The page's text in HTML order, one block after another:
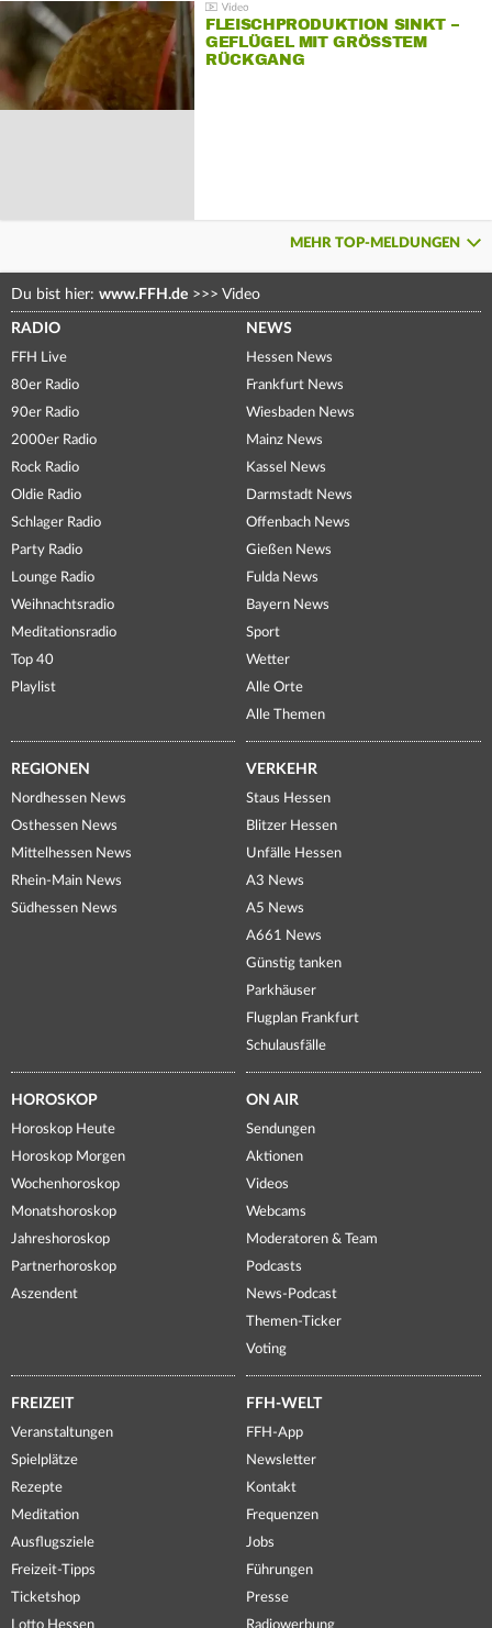
FLEISCHPRODUKTION SINKT –
GEFLÜGEL MIT GRÖSSTEM R
ÜCKGANG
MEHR TOP-MELDUNGEN
Du bist hier: www.FFH.de >>> Video
RADIO
FFH Live
80er Radio
90er Radio
2000er Radio
Rock Radio
Oldie Radio
Schlager Radio
Party Radio
Lounge Radio
Weihnachtsradio
Meditationsradio
Top 40
Playlist
NEWS
Hessen News
Frankfurt News
Wiesbaden News
Mainz News
Kassel News
Darmstadt News
Offenbach News
Gießen News
Fulda News
Bayern News
Sport
Wetter
Alle Orte
Alle Themen
REGIONEN
Nordhessen News
Osthessen News
Mittelhessen News
Rhein-Main News
Südhessen News
VERKEHR
Staus Hessen
Blitzer Hessen
Unfälle Hessen
A3 News
A5 News
A661 News
Günstig tanken
Parkhäuser
Flugplan Frankfurt
Schulausfälle
HOROSKOP
Horoskop Heute
Horoskop Morgen
Wochenhoroskop
Monatshoroskop
Jahreshoroskop
Partnerhoroskop
Aszendent
ON AIR
Sendungen
Aktionen
Videos
Webcams
Moderatoren & Team
Podcasts
News-Podcast
Themen-Ticker
Voting
FREIZEIT
Veranstaltungen
Spielplätze
Rezepte
Meditation
Ausflugsziele
Freizeit-Tipps
Ticketshop
Lotto Hessen
FFH-WELT
FFH-App
Newsletter
Kontakt
Frequenzen
Jobs
Führungen
Presse
Radiowerbung